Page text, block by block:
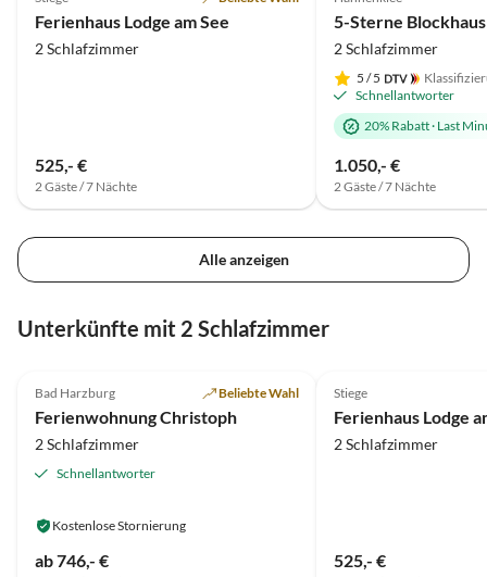
Ferienhaus Lodge am See
2 Schlafzimmer
525,- €
2 Gäste / 7 Nächte
2 Schlafzimmer
5 / 5
Schnellantworter
20% Rabatt· Last
1.050,- €
2 Gäste / 7 Nächte
Alle anzeigen
Unterkünfte mit 2 Schlafzimmer
Bad Harzburg Beliebte Wahl
Ferienwohnung Christoph
2 Schlafzimmer
Schnellantworter
Kostenlose Stornierung
ab 746,- €
Stiege
Ferienhaus Lodge
2 Schlafzimmer
525,- €